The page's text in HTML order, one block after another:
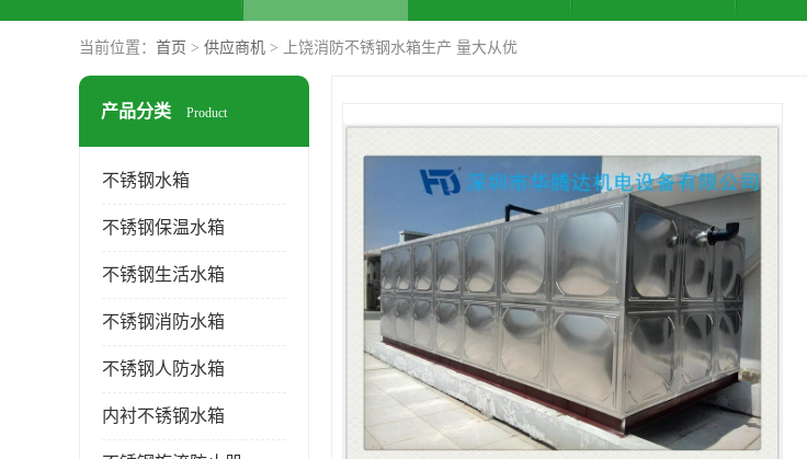
当前位置： 首页 > 供应商机 > 上饶消防不锈钢水箱生产 量大从优
产品分类 Product
不锈钢水箱
不锈钢保温水箱
不锈钢生活水箱
不锈钢消防水箱
不锈钢人防水箱
内衬不锈钢水箱